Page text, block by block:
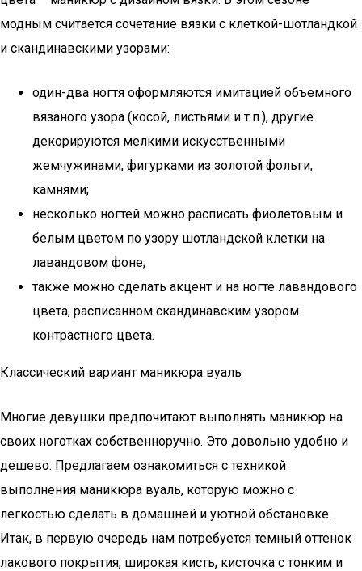
модным считается сочетание вязки с клеткой-шотландкой
и скандинавскими узорами:
один-два ногтя оформляются имитацией объемного
вязаного узора (косой, листьями и т.п.), другие
декорируются мелкими искусственными
жемчужинами, фигурками из золотой фольги,
камнями;
несколько ногтей можно расписать фиолетовым и
белым цветом по узору шотландской клетки на
лавандовом фоне;
также можно сделать акцент и на ногте лавандового
цвета, расписанном скандинавским узором
контрастного цвета.
Классический вариант маникюра вуаль
Многие девушки предпочитают выполнять маникюр на
своих ноготках собственноручно. Это довольно удобно и
дешево. Предлагаем ознакомиться с техникой
выполнения маникюра вуаль, которую можно с
легкостью сделать в домашней и уютной обстановке.
Итак, в первую очередь нам потребуется темный оттенок
лакового покрытия, широкая кисть, кисточка с тонким и